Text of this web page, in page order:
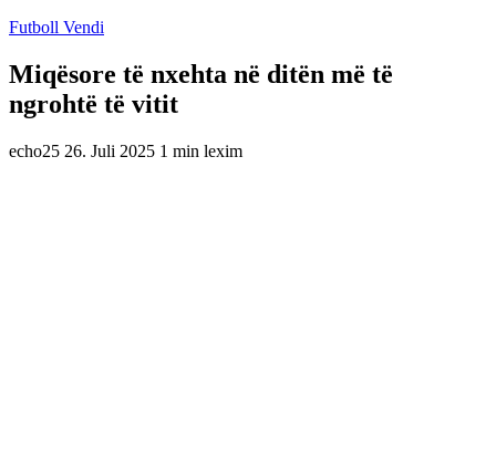
Futboll Vendi
Miqësore të nxehta në ditën më të
ngrohtë të vitit
echo25 26. Juli 2025 1 min lexim